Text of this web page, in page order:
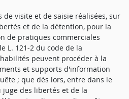
de visite et de saisie réalisées, sur
et de la détention, pour la
de pratiques commerciales
L. 121-2 du code de la
peuvent procéder à la
et supports d'information
; que dès lors, entre dans le
des libertés et de la